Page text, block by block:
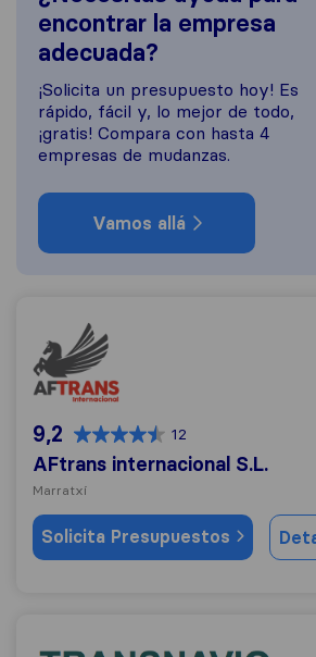
encontrar la empresa
adecuada?
¡Solicita un presupuesto hoy! Es
rápido, fácil y, lo mejor de todo,
¡gratis! Compara con hasta 4
empresas de mudanzas.
Vamos allá
AFtrans internacional S.L.
9,2 12
AFtrans internacional S.L.
Marratxí
Solicita Presupuestos
Transnavio